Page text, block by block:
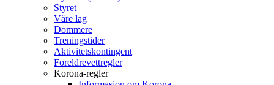
Styret
Våre lag
Dommere
Treningstider
Aktivitetskontingent
Foreldrevettregler
Korona-regler